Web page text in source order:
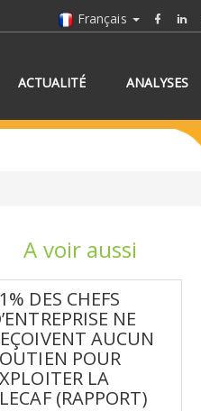
Français
ACTUALITÉ ANALYSES
A voir aussi
DES CHEFS
NE
AUCUN
POUR
LA
(RAPPORT)